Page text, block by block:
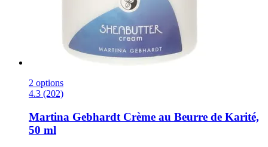
2 options
4.3 (202)
Martina Gebhardt Crème au Beurre de Karité,
50 ml